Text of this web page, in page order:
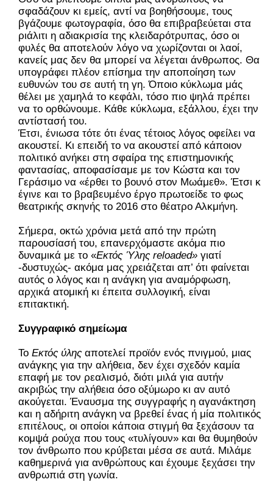
σφαδάζουν κι εμείς, αντί να βοηθήσουμε, τους
βγάζουμε φωτογραφία, όσο θα επιβραβεύεται στα
ριάλιτι η αδιακρισία της κλειδαρότρυπας, όσο οι
φυλές θα αποτελούν λόγο να χωρίζονται οι λαοί,
κανείς μας δεν θα μπορεί να λέγεται άνθρωπος. Θα
υπογράφει πλέον επίσημα την αποποίηση των
ευθυνών του σε αυτή τη γη. Όποιο κύκλωμα μάς
θέλει με χαμηλά το κεφάλι, τόσο πιο ψηλά πρέπει
να το ορθώνουμε. Κάθε κύκλωμα, εξάλλου, έχει την
αντίστασή του.
Έτσι, ένιωσα τότε ότι ένας τέτοιος λόγος οφείλει να
ακουστεί. Κι επειδή το να ακουστεί από κάποιον
πολιτικό ανήκει στη σφαίρα της επιστημονικής
φαντασίας, αποφασίσαμε με τον Κώστα και τον
Γεράσιμο να «έρθει το βουνό στον Μωάμεθ». Έτσι κι
έγινε και το βραβευμένο έργο πρωτοείδε το φως
θεατρικής σκηνής το 2016 στο θέατρο Αλκμήνη.
Σήμερα, οκτώ χρόνια μετά από την πρώτη
παρουσίασή του, επανερχόμαστε ακόμα πιο
δυναμικά με το «Εκτός Ύλης reloaded» γιατί
-δυστυχώς- ακόμα μας χρειάζεται απ’ ότι φαίνεται
αυτός ο λόγος και η ανάγκη για αναμόρφωση,
αρχικά ατομική κι έπειτα συλλογική, είναι
επιτακτική.
Συγγραφικό σημείωμα
Το Εκτός ύλης αποτελεί προϊόν ενός πνιγμού, μιας
ανάγκης για την αλήθεια, δεν έχει σχεδόν καμία
επαφή με τον ρεαλισμό, διότι μιλά για αυτήν
ακριβώς την αλήθεια όσο οξύμωρο κι αν αυτό
ακούγεται. Έναυσμα της συγγραφής η αγανάκτηση
και η αδήριτη ανάγκη να βρεθεί ένας ή μία πολιτικός
επιτέλους, οι οποίοι κάποια στιγμή θα ξεχάσουν τα
κομψά ρούχα που τους «τυλίγουν» και θα θυμηθούν
τον άνθρωπο που κρύβεται μέσα σε αυτά. Μιλάμε
καθημερινά για ανθρώπους και έχουμε ξεχάσει την
ανθρωπιά στη γωνία.